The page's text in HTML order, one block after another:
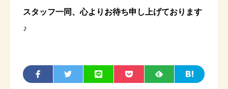
スタッフ一同、心よりお待ち申し上げております
♪